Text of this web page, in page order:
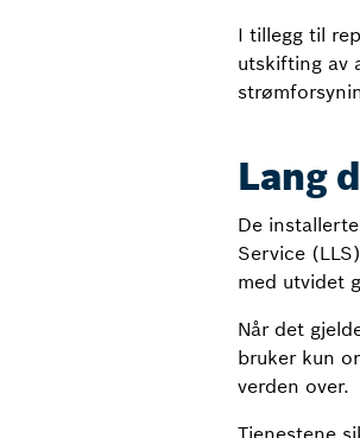
I tillegg til
utskifting av
Lang
De
Service
med utvidet
Når det
bruker kun
verden over.
Tjenestene